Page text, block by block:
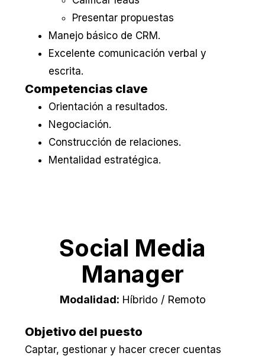
Presentar propuestas
Manejo básico de CRM.
Excelente comunicación verbal y
escrita.
Competencias clave
Orientación a resultados.
Negociación.
Construcción de relaciones.
Mentalidad estratégica.
Social Media
Manager
Modalidad: Híbrido / Remoto
Objetivo del puesto
Captar, gestionar y hacer crecer cuentas